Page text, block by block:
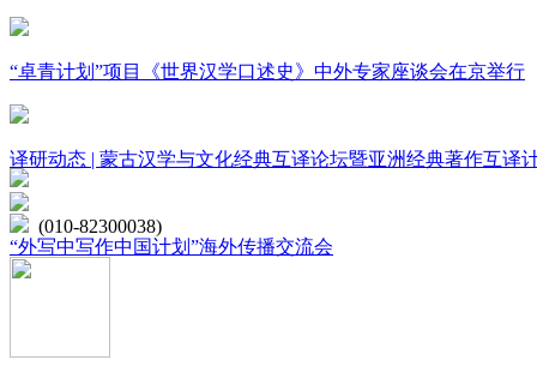
“卓青计划”项目《世界汉学口述史》中外专家座谈会在京举行
译研动态 | 蒙古汉学与文化经典互译论坛暨亚洲经典著作互译
“外写中写作中国计划”海外传播交流会
网站地图
微博
联系我们
(010-82300038)